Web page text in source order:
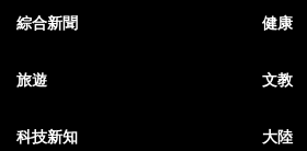
綜合新聞 健康
旅遊 文教
科技新知 大陸